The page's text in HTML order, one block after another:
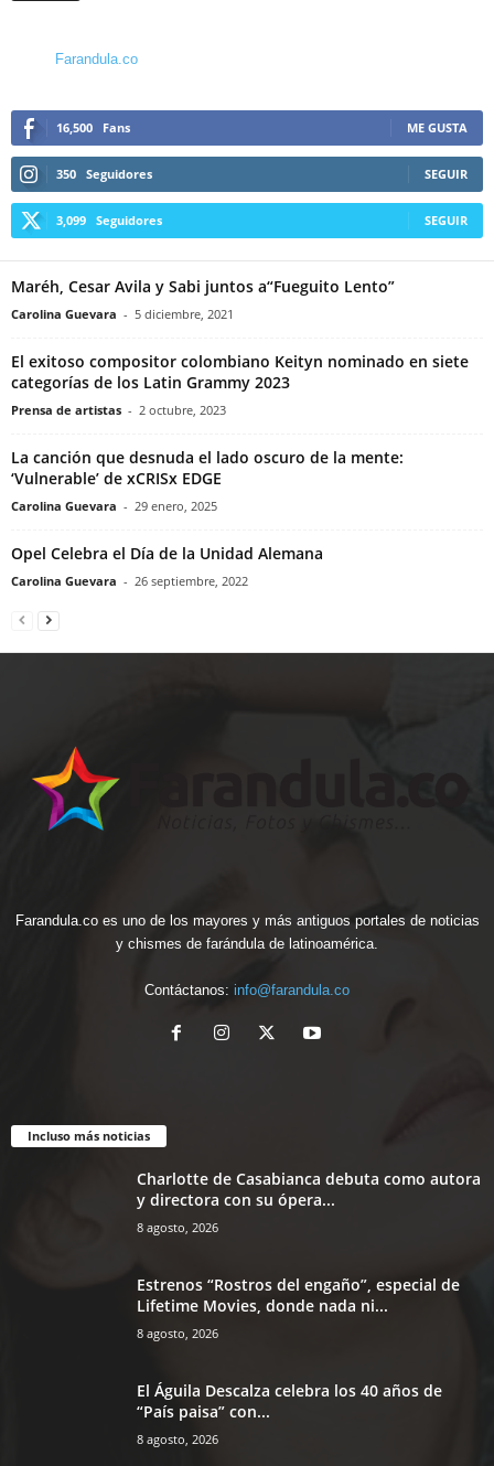
Farandula.co
16,500 Fans ME GUSTA
350 Seguidores SEGUIR
3,099 Seguidores SEGUIR
Maréh, Cesar Avila y Sabi juntos a“Fueguito Lento”
Carolina Guevara - 5 diciembre, 2021
El exitoso compositor colombiano Keityn nominado en siete
categorías de los Latin Grammy 2023
Prensa de artistas - 2 octubre, 2023
La canción que desnuda el lado oscuro de la mente:
‘Vulnerable’ de xCRISx EDGE
Carolina Guevara - 29 enero, 2025
Opel Celebra el Día de la Unidad Alemana
Carolina Guevara - 26 septiembre, 2022
Farandula.co es uno de los mayores y más antiguos portales de noticias
y chismes de farándula de latinoamérica.
Contáctanos: info@farandula.co
Incluso más noticias
Charlotte de Casabianca debuta como autora
y directora con su ópera...
8 agosto, 2026
Estrenos “Rostros del engaño”, especial de
Lifetime Movies, donde nada ni...
8 agosto, 2026
El Águila Descalza celebra los 40 años de
“País paisa” con...
8 agosto, 2026